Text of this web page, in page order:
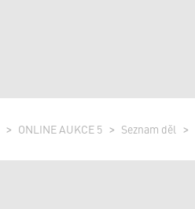
ONLINE AUKCE 5 Seznam děl